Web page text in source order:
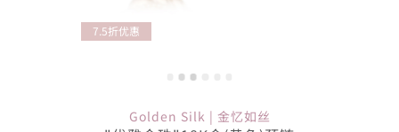
7.5折优惠
Golden Silk | 金忆如丝